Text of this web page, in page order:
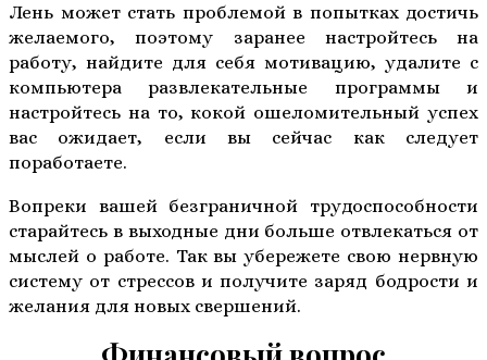
Лень может стать проблемой в попытках достичь
желаемого, поэтому заранее настройтесь на
работу, найдите для себя мотивацию, удалите с
компьютера развлекательные программы и
настройтесь на то, кокой ошеломительный успех
вас ожидает, если вы сейчас как следует
поработаете.
Вопреки вашей безграничной трудоспособности
старайтесь в выходные дни больше отвлекаться от
мыслей о работе. Так вы убережете свою нервную
систему от стрессов и получите заряд бодрости и
желания для новых свершений.